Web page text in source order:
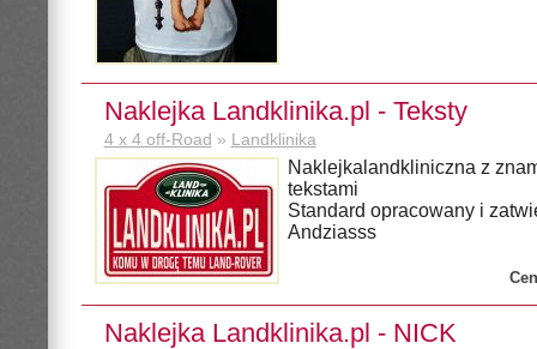
Naklejka Landklinika.pl - Teksty
4 x 4 off-Road » Landklinika
Naklejkalandkliniczna z
tekstami
Standard opracowany i
Andziasss
Naklejka Landklinika.pl - NICK